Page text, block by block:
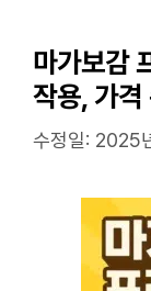
마가보감
작용, 가
수정일: 2025